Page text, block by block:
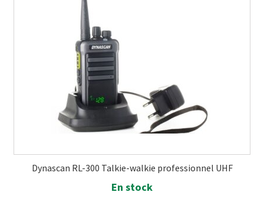
Dynascan RL-300 Talkie-walkie professionnel UHF
En stock